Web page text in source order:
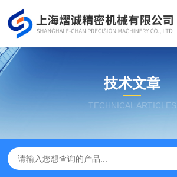
技术文章
TECHNICAL ARTICLES